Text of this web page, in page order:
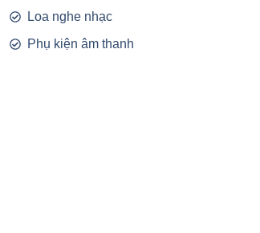
Loa nghe nhạc
Phụ kiện âm thanh